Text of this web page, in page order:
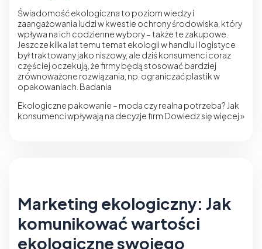
Świadomość ekologiczna to poziom wiedzy i
zaangażowania ludzi w kwestie ochrony środowiska, który
wpływa na ich codzienne wybory – także te zakupowe.
Jeszcze kilka lat temu temat ekologii w handlu i logistyce
był traktowany jako niszowy, ale dziś konsumenci coraz
częściej oczekują, że firmy będą stosować bardziej
zrównoważone rozwiązania, np. ograniczać plastik w
opakowaniach. Badania
Ekologiczne pakowanie – moda czy realna potrzeba? Jak
konsumenci wpływają na decyzje firm Dowiedz się więcej »
Marketing ekologiczny: Jak
komunikować wartości
ekologiczne swojego